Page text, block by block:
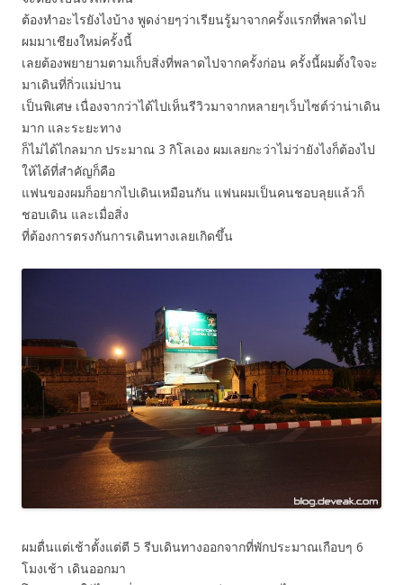
ต้องทำอะไรยังไงบ้าง พูดง่ายๆว่าเรียนรู้มาจากครั้งแรกที่พลาดไป
ผมมาเชียงใหม่ครั้งนี้
เลยต้องพยายามตามเก็บสิ่งที่พลาดไปจากครั้งก่อน ครั้งนี้ผมตั้งใจจะ
มาเดินที่กิ่วแม่ปาน
เป็นพิเศษ เนื่องจากว่าได้ไปเห็นรีวิวมาจากหลายๆเว็บไซต์ว่าน่าเดิน
มาก และระยะทาง
ก็ไม่ได้ไกลมาก ประมาณ 3 กิโลเอง ผมเลยกะว่าไม่ว่ายังไงก็ต้องไป
ให้ได้ที่สำคัญก็คือ
แฟนของผมก็อยากไปเดินเหมือนกัน แฟนผมเป็นคนชอบลุยแล้วก็
ชอบเดิน และเมื่อสิ่ง
ที่ต้องการตรงกันการเดินทางเลยเกิดขึ้น
ผมตื่นแต่เช้าตั้งแต่ตี 5 รีบเดินทางออกจากที่พักประมาณเกือบๆ 6
โมงเช้า เดินออกมา